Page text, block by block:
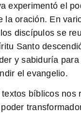
experimentó el
la oración. En
discípulos se
Santo
y sabiduría
el evangelio.
textos bíblicosnos